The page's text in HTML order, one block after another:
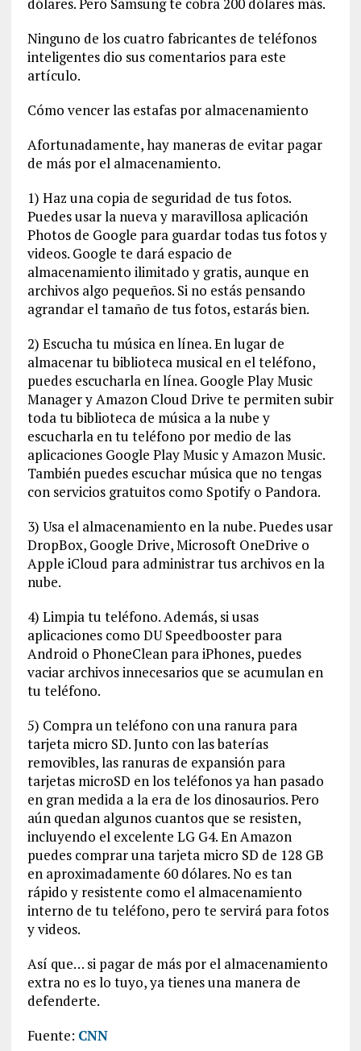
Ninguno de los cuatro fabricantes de teléfonos
inteligentes dio sus comentarios para este
artículo.
Cómo vencer las estafas por almacenamiento
Afortunadamente, hay maneras de evitar pagar
de más por el almacenamiento.
1) Haz una copia de seguridad de tusfotos.
Puedes usar la nueva y maravillosa aplicación
Photos de Google para guardar todas tus fotos y
videos. Google te dará espacio de
almacenamiento ilimitado y gratis, aunque en
archivos algo pequeños. Si no estás pensando
agrandar el tamaño de tus fotos, estarás bien.
2) Escucha tu música en línea. En lugar de
almacenar tu biblioteca musical en el teléfono,
puedes escucharla en línea. Google Play Music
Manager y Amazon Cloud Drive te permiten subir
toda tu biblioteca de música a la nube y
escucharla en tu teléfono por medio de las
aplicaciones Google Play Music y Amazon Music.
También puedes escuchar música que no tengas
con servicios gratuitos como Spotify o Pandora.
3) Usa el almacenamiento en la nube. Puedes usar
DropBox, Google Drive, Microsoft OneDrive o
Apple iCloud para administrar tus archivos en la
nube.
4) Limpia tu teléfono. Además, si usas
aplicaciones como DU Speedbooster para
Android o PhoneClean para iPhones, puedes
vaciar archivos innecesarios que se acumulan en
tu teléfono.
5) Compra un teléfono con una ranura para
tarjeta micro SD. Junto con las baterías
removibles, las ranuras de expansión para
tarjetas microSD en los teléfonos ya han pasado
en gran medida a la era de los dinosaurios. Pero
aún quedan algunos cuantos que se resisten,
incluyendo el excelente LG G4. En Amazon
puedes comprar una tarjeta micro SD de 128 GB
en aproximadamente 60 dólares. No es tan
rápido y resistente como el almacenamiento
interno de tu teléfono, pero te servirá para fotos
y videos.
Así que… si pagar de más por el almacenamiento
extra no es lo tuyo, ya tienes una manera de
defenderte.
Fuente: CNN